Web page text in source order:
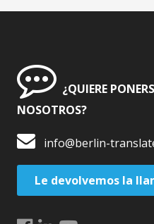
¿QUIERE
NOSOTROS?
info@berlin-
Le devolvemos la